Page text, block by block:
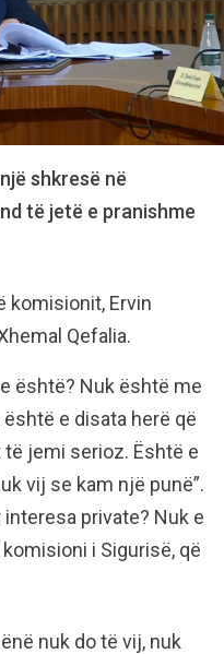
shkresë në
të jetë e pranishme
komisionit, Ervin
Qefalia.
është? Nuk është me
e disata herë që
jemi serioz. Është e
vij se kam një punë”.
private? Nuk e
i Sigurisë, që
nuk do të vij, nuk